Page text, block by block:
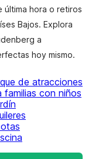
última hora o retiros
Bajos. Explora
a
hoy mismo.
de atracciones
familias con niños